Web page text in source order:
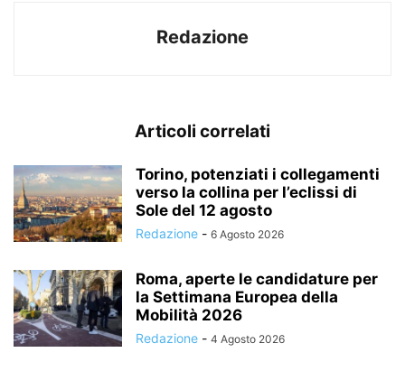
Redazione
Articoli correlati
Torino, potenziati i collegamenti
verso la collina per l’eclissi di
Sole del 12 agosto
Redazione - 6 Agosto 2026
Roma, aperte le candidature per
la Settimana Europea della
Mobilità 2026
Redazione - 4 Agosto 2026